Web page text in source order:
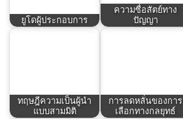
ยูโดผู้ประกอบการ
ความซื่อสัตย์ทาง
ปัญญา
ทฤษฎีความเป็นผู้นำ
แบบสามมิติ
การลดหลั่นของการ
เลือกทางกลยุทธ์